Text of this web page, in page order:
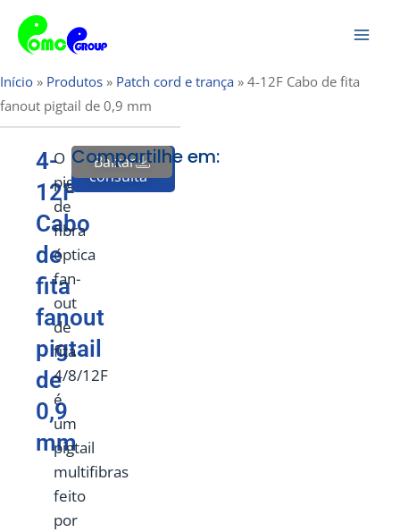
Pular
para
conteúdo
Início » Produtos » Patch cord e trança » 4-12F Cabo de fita
fanout pigtail de 0,9 mm
4-
12F
Cabo
de
fita
fanout
pigtail
de
0,9
mm
O
pigtail
de
fibra
óptica
fan-
out
de
fita
4/8/12F
é
um
pigtail
multifibras
feito
por
Enviar
consulta
Baixar
Compartilhe em: